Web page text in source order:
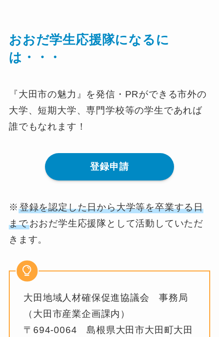
おおだ学生応援隊になるに
は・・・
『大田市の魅力』を発信・PRができる市外の
大学、短期大学、専門学校等の学生であれば
誰でもなれます！
登録申請
※ 登録を認定した日から大学等を卒業する日
までおおだ学生応援隊として活動していただ
きます。
大田地域人材確保促進協議会 事務局
（大田市産業企画課内）
〒694-0064 島根県大田市大田町大田